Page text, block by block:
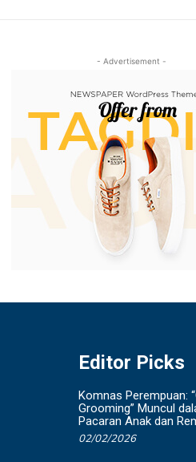
- Advertisement -
Editor Picks
Komnas Perempuan:
Grooming” Muncul
Pacaran Anak dan
02/02/2026